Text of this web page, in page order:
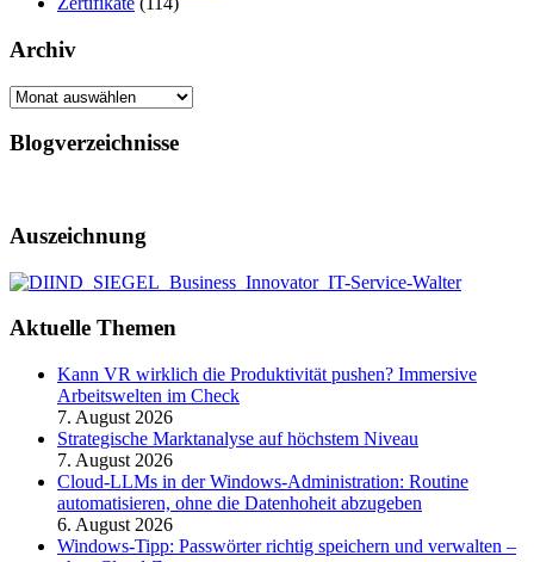
Archiv
Archiv
Blogverzeichnisse
Auszeichnung
Aktuelle Themen
Kann VR wirklich die Produktivität pushen? Immersive
Arbeitswelten im Check
7. August 2026
Strategische Marktanalyse auf höchstem Niveau
7. August 2026
Cloud-LLMs in der Windows-Administration: Routine
automatisieren, ohne die Datenhoheit abzugeben
6. August 2026
Windows-Tipp: Passwörter richtig speichern und verwalten –